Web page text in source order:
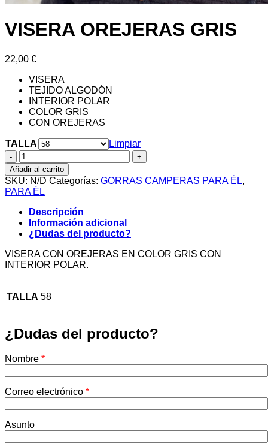
VISERA OREJERAS GRIS
22,00 €
VISERA
TEJIDO ALGODÓN
INTERIOR POLAR
COLOR GRIS
CON OREJERAS
TALLA
Limpiar
VISERA
OREJERAS
GRIS
cantidad
Añadir al carrito
SKU: N/D Categorías: GORRAS CAMPERAS PARA ÉL,
PARA ÉL
Descripción
Información adicional
¿Dudas del producto?
VISERA CON OREJERAS EN COLOR GRIS CON
INTERIOR POLAR.
TALLA 58
¿Dudas del producto?
Nombre *
Correo electrónico *
Asunto